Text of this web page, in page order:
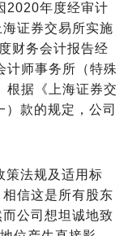
年度经审计
证券交易所实施
财务会计报告经
计师事务所（特殊
根据《上海证券交
款的规定，公司
法规及适用标
信这是所有股东
公司想坦诚地致